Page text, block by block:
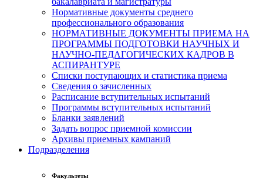
Нормативные документы среднего
профессионального образования
НОРМАТИВНЫЕ ДОКУМЕНТЫ ПРИЕМА НА
ПРОГРАММЫ ПОДГОТОВКИ НАУЧНЫХ И
НАУЧНО-ПЕДАГОГИЧЕСКИХ КАДРОВ В
АСПИРАНТУРЕ
Списки поступающих и статистика приема
Сведения о зачисленных
Расписание вступительных испытаний
Программы вступительных испытаний
Бланки заявлений
Задать вопрос приемной комиссии
Архивы приемных кампаний
Подразделения
Факультеты